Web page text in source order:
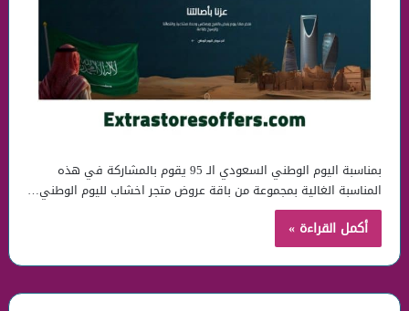
بمناسبة اليوم الوطني السعودي الـ 95 يقوم بالمشاركة في هذه
المناسبة الغالية بمجموعة من باقة عروض متجر اخشاب لليوم الوطني…
أكمل القراءة »